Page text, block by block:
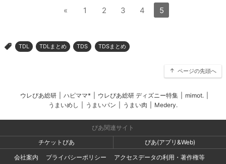
« 1 2 3 4 5
> TDL TDLまとめ TDS TDSまとめ
ページの先頭へ
ウレぴあ総研 ハピママ* ウレぴあ総研 ディズニー特集 mimot.
うまいめし
うまいパン うまい肉 Medery.
ぴあ関連サイト
チケットぴあ
ぴあ(アプリ&Web)
会社案内
プライバシーポリシー アクセスデータの利用・著作権等